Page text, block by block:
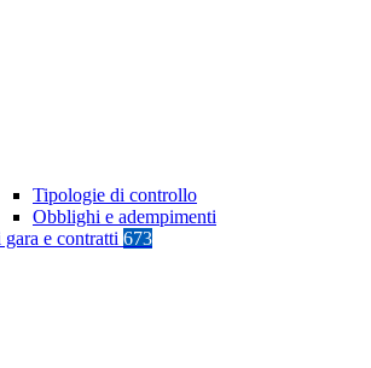
Tipologie di controllo
Obblighi e adempimenti
e contratti 673